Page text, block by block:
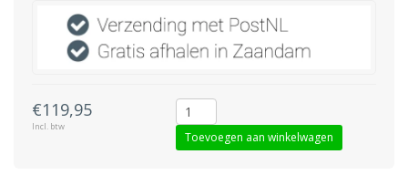
€119,95
Incl. btw
Toevoegen aan winkelwagen